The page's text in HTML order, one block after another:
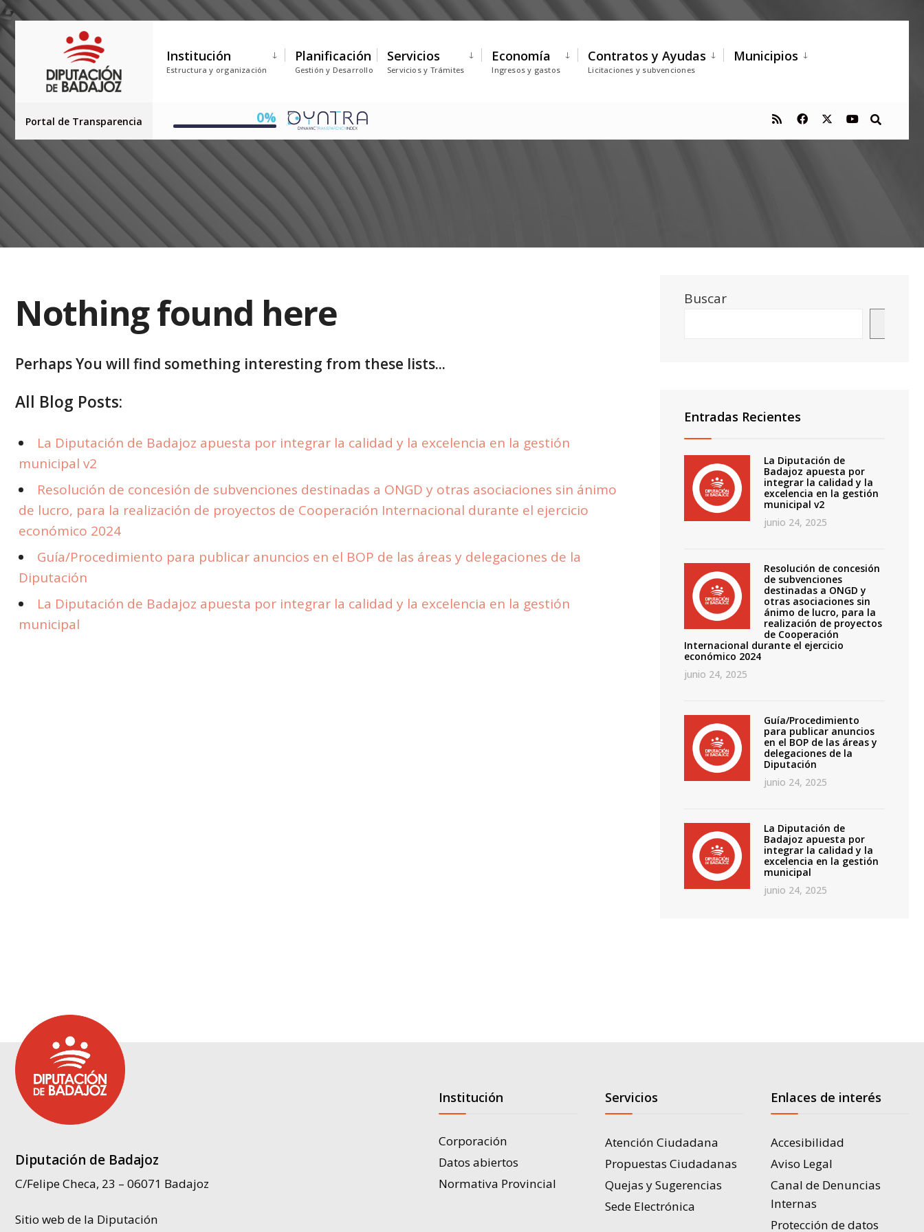
Institución
Estructura y organización
Planificación
Gestión y Desarrollo
Servicios
Servicios y Trámites
Economía
Ingresos y gastos
Contratos y Ayudas
Licitaciones y subvenciones
Municipios
Portal de Transparencia 0%
Nothing found here
Perhaps You will find something interesting from these lists...
All Blog Posts:
La Diputación de Badajoz apuesta por integrar la calidad y la excelencia en la gestión
municipal v2
Resolución de concesión de subvenciones destinadas a ONGD y otras asociaciones sin ánimo
de lucro, para la realización de proyectos de Cooperación Internacional durante el ejercicio
económico 2024
Guía/Procedimiento para publicar anuncios en el BOP de las áreas y delegaciones de la
Diputación
La Diputación de Badajoz apuesta por integrar la calidad y la excelencia en la gestión
municipal
Buscar
Entradas Recientes
La Diputación de
Badajoz apuesta por
integrar la calidad y la
excelencia en la gestión
municipal v2
junio 24, 2025
Resolución de concesión
de subvenciones
destinadas a ONGD y
otras asociaciones sin
ánimo de lucro, para la
realización de proyectos
de Cooperación
Internacional durante el ejercicio
económico 2024
junio 24, 2025
Guía/Procedimiento
para publicar anuncios
en el BOP de las áreas y
delegaciones de la
Diputación
junio 24, 2025
La Diputación de
Badajoz apuesta por
integrar la calidad y la
excelencia en la gestión
municipal
junio 24, 2025
Diputación de Badajoz
C/Felipe Checa, 23 – 06071 Badajoz
Sitio web de la Diputación
Institución
Corporación
Datos abiertos
Normativa Provincial
Servicios
Atención Ciudadana
Propuestas Ciudadanas
Quejas y Sugerencias
Sede Electrónica
Enlaces de interés
Accesibilidad
Aviso Legal
Canal de Denuncias
Internas
Protección de datos